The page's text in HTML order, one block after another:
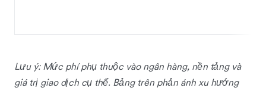
Lưu ý: Mức phí phụ thuộc vào ngân hàng, nền tảng và
giá trị giao dịch cụ thể. Bảng trên phản ánh xu hướng